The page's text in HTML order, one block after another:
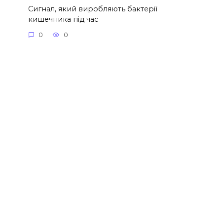
Сигнал, який виробляють бактерії
кишечника під час
0 0